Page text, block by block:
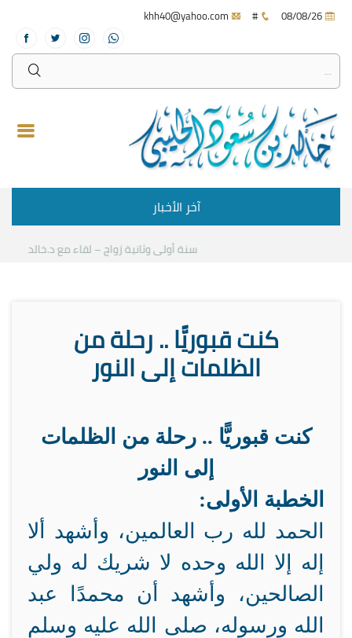
#
آخر الأخبار
سنة أولى وثانية زواج – لقاء مع د.خالد الحليبي
كنت قبوريًّا .. رحلة من
الظلمات إلى النور
كنت قبوريًّا .. رحلة من الظلمات
إلى النور
الخطبة الأولى:
الحمد لله رب العالمين، وأشهد ألا
إله إلا الله وحده لا شريك له ولي
الصالحين، وأشهد أن محمدًا عبد
الله ورسوله، صلى الله عليه وسلم